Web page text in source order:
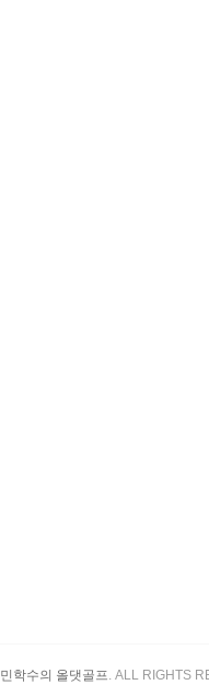
민학수의 올댓골프. ALL RIGHTS